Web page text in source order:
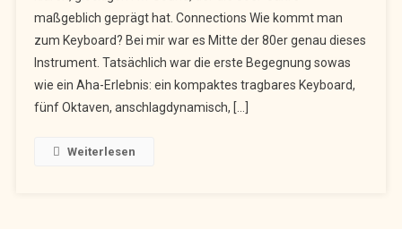
1):
Yamaha
DX7
maßgeblich geprägt hat. Connections Wie kommt man
zum Keyboard? Bei mir war es Mitte der 80er genau dieses
Instrument. Tatsächlich war die erste Begegnung sowas
wie ein Aha-Erlebnis: ein kompaktes tragbares Keyboard,
fünf Oktaven, anschlagdynamisch, […]
Weiterlesen